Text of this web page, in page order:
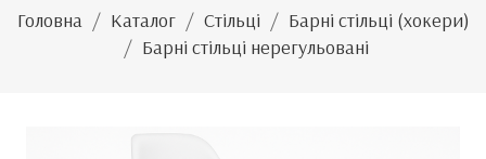
Головна Каталог Стільці
Барні стільці (хокери)
Барні стільці нерегульовані